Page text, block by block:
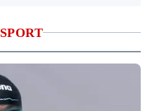
SPORT